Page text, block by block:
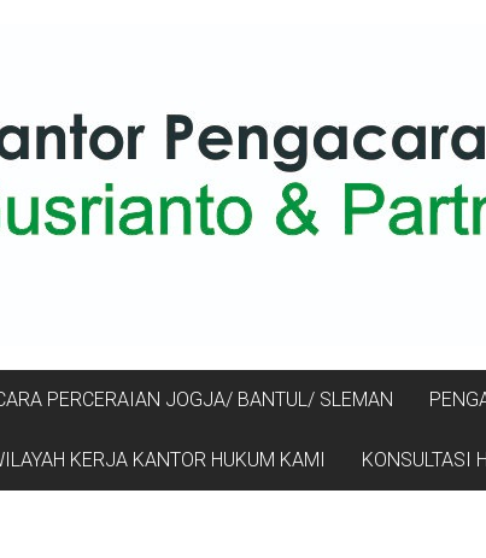
PERCERAIAN JOGJA/ BANTUL/ SLEMAN
KERJA KANTOR HUKUM KAMI KONSULTASI